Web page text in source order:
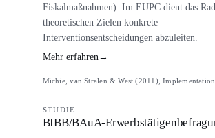
Fiskalmaßnahmen). Im EUPC dient das
theoretischen Zielen konkrete
Interventionsentscheidungen abzuleiten.
Mehr erfahren→
Michie, van Stralen & West (2011),
STUDIE
BIBB/BAuA-